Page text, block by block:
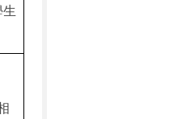
生